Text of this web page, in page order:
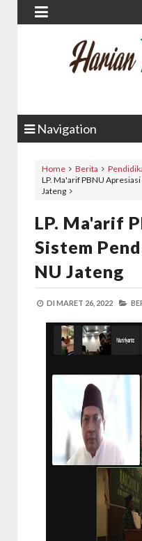

Navigation
Home Berita
LP. Ma'arif PBNU
Jateng
LP. Ma'arif
Sistem
NU Jateng
DI MARET 26, 2022